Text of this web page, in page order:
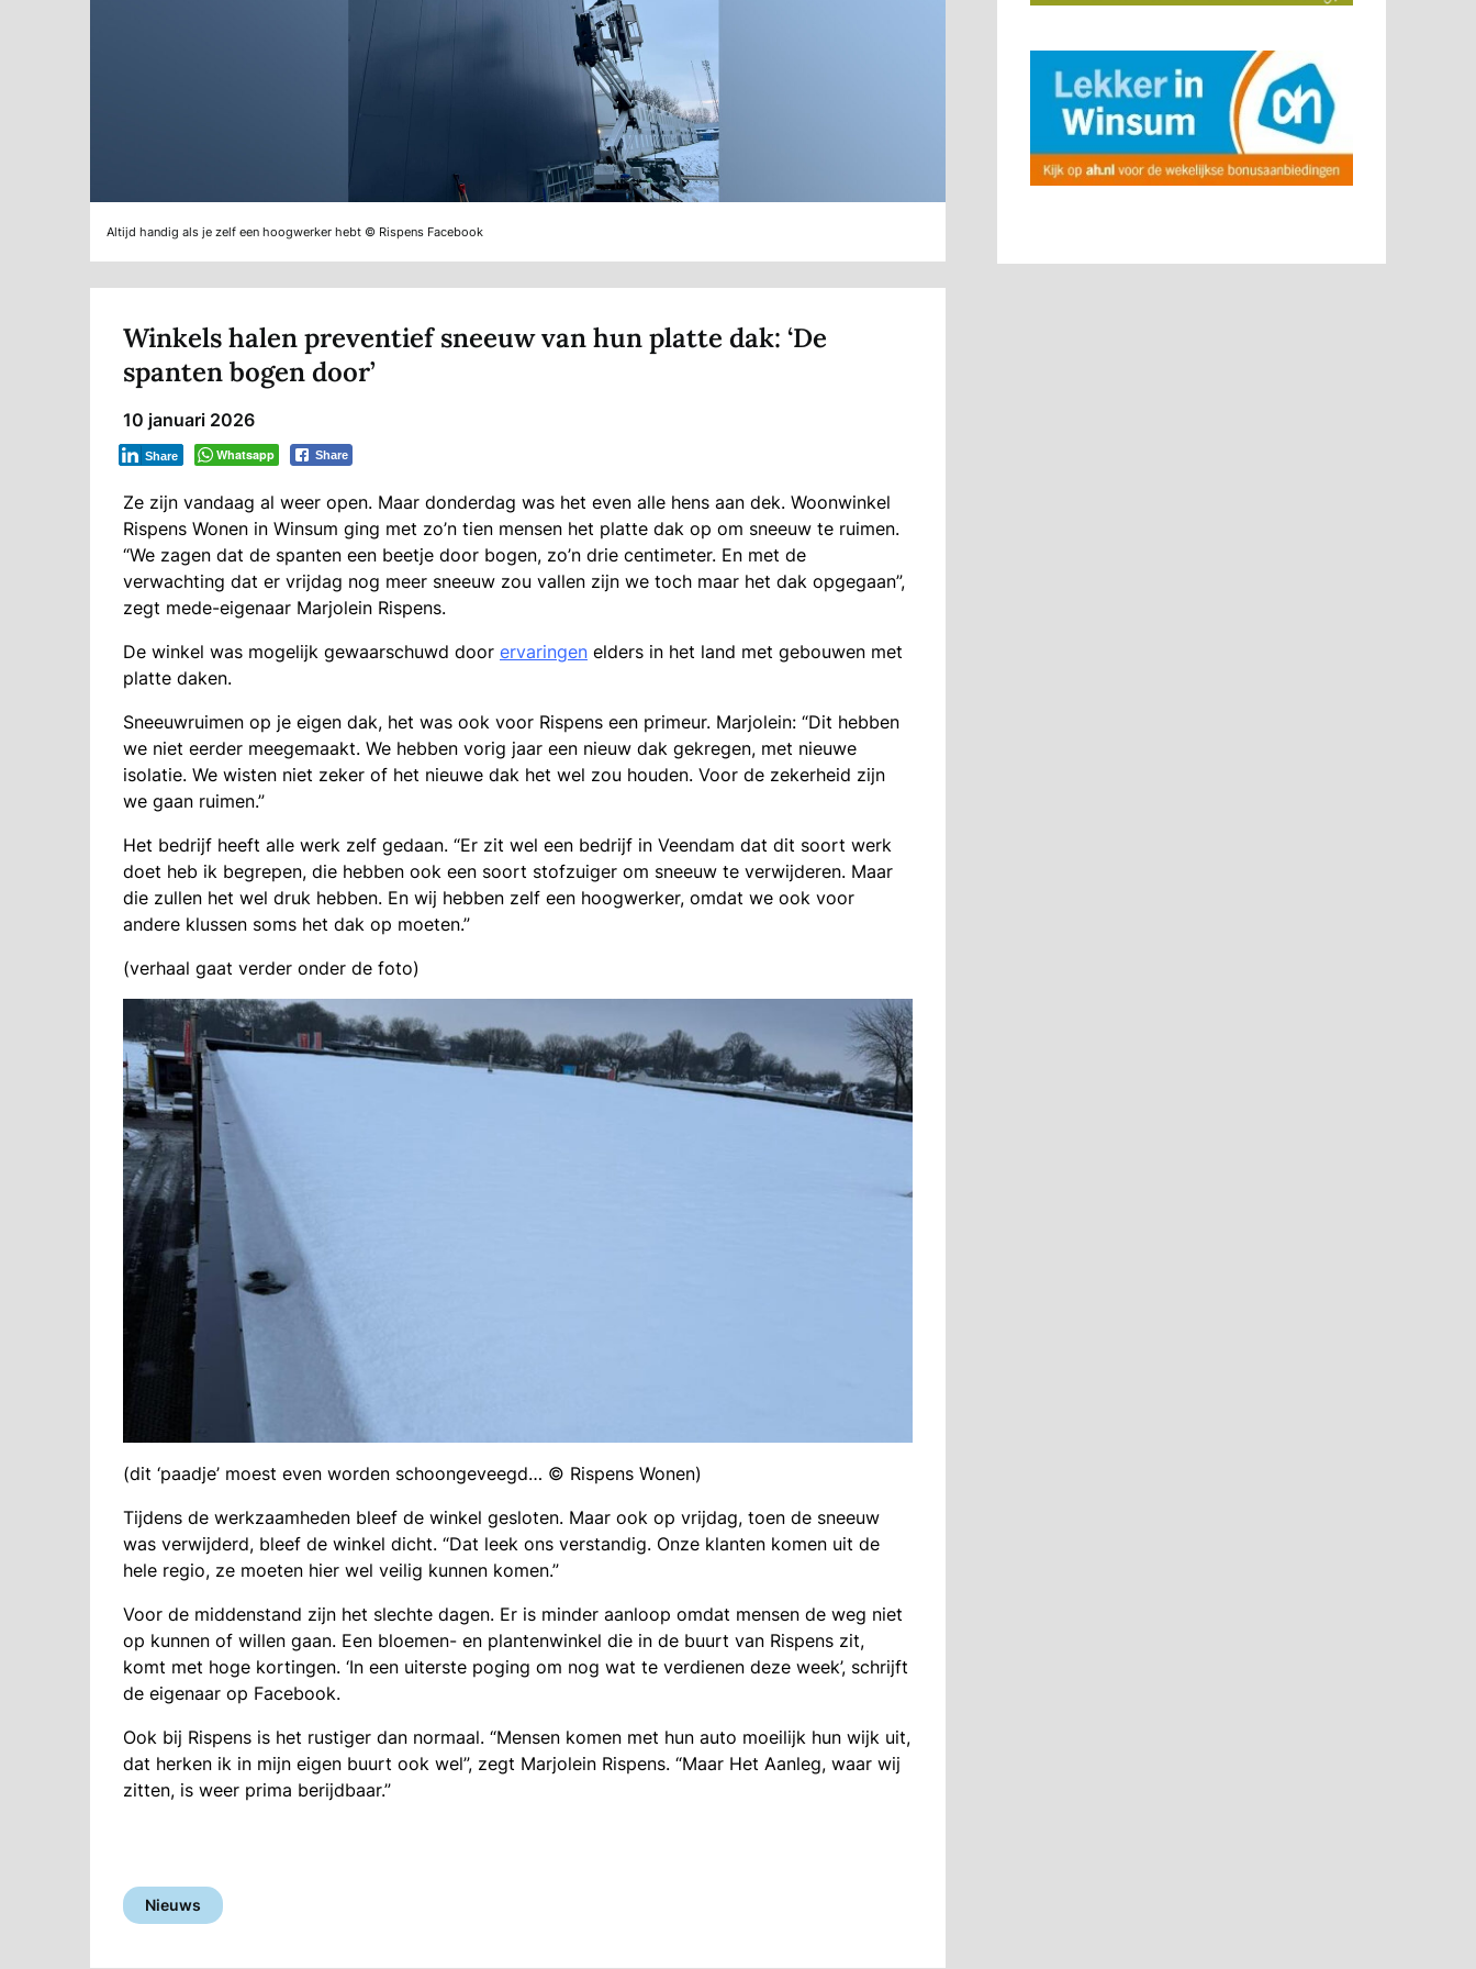
Altijd handig als je zelf een hoogwerker hebt © Rispens Facebook
Winkels halen preventief sneeuw van hun platte dak: ‘De
spanten bogen door’
10 januari 2026
Whatsapp Share
Share
Ze zijn vandaag al weer open. Maar donderdag was het even alle hens aan dek. Woonwinkel
Rispens Wonen in Winsum ging met zo’n tien mensen het platte dak op om sneeuw te ruimen.
“We zagen dat de spanten een beetje door bogen, zo’n drie centimeter. En met de
verwachting dat er vrijdag nog meer sneeuw zou vallen zijn we toch maar het dak opgegaan”,
zegt mede-eigenaar Marjolein Rispens.
De winkel was mogelijk gewaarschuwd door ervaringen elders in het land met gebouwen met
platte daken.
Sneeuwruimen op je eigen dak, het was ook voor Rispens een primeur. Marjolein: “Dit hebben
we niet eerder meegemaakt. We hebben vorig jaar een nieuw dak gekregen, met nieuwe
isolatie. We wisten niet zeker of het nieuwe dak het wel zou houden. Voor de zekerheid zijn
we gaan ruimen.”
Het bedrijf heeft alle werk zelf gedaan. “Er zit wel een bedrijf in Veendam dat dit soort werk
doet heb ik begrepen, die hebben ook een soort stofzuiger om sneeuw te verwijderen. Maar
die zullen het wel druk hebben. En wij hebben zelf een hoogwerker, omdat we ook voor
andere klussen soms het dak op moeten.”
(verhaal gaat verder onder de foto)
(dit ‘paadje’ moest even worden schoongeveegd… © Rispens Wonen)
Tijdens de werkzaamheden bleef de winkel gesloten. Maar ook op vrijdag, toen de sneeuw
was verwijderd, bleef de winkel dicht. “Dat leek ons verstandig. Onze klanten komen uit de
hele regio, ze moeten hier wel veilig kunnen komen.”
Voor de middenstand zijn het slechte dagen. Er is minder aanloop omdat mensen de weg niet
op kunnen of willen gaan. Een bloemen- en plantenwinkel die in de buurt van Rispens zit,
komt met hoge kortingen. ‘In een uiterste poging om nog wat te verdienen deze week’, schrijft
de eigenaar op Facebook.
Ook bij Rispens is het rustiger dan normaal. “Mensen komen met hun auto moeilijk hun wijk uit,
dat herken ik in mijn eigen buurt ook wel”, zegt Marjolein Rispens. “Maar Het Aanleg, waar wij
zitten, is weer prima berijdbaar.”
Nieuws